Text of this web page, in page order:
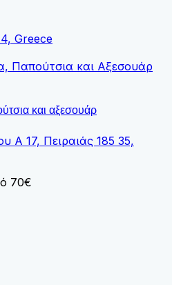
Greece
και αξεσουάρ
Α 17, Πειραιάς 185 35,
70€